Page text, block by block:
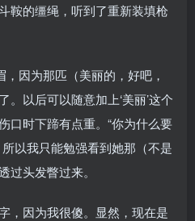
鞍的缰绳，听到了重新装填枪
，因为那匹（美丽的，好吧，
以后可以随意加上‘美丽’这个
口时下蹄有点重。“你为什么要
以我只能勉强看到她那（不是
过头发瞥过来。
，因为我很傻。显然，现在是